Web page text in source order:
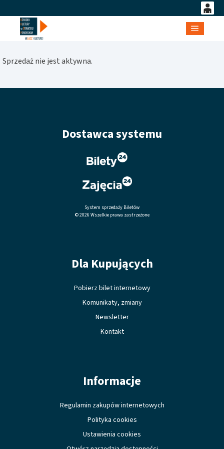
1450
Sprzedaż nie jest aktywna.
Dostawca systemu
System sprzedaży Biletów
© 2026 Wszelkie prawa zastrzeżone
Dla Kupujących
Pobierz bilet internetowy
Komunikaty, zmiany
Newsletter
Kontakt
Informacje
Regulamin zakupów internetowych
Polityka cookies
Ustawienia cookies